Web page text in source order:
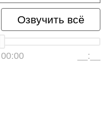
Озвучить всё
00:00 __:__